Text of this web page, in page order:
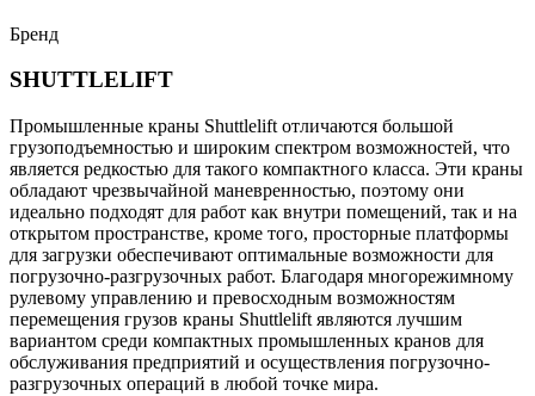
Бренд
SHUTTLELIFT
Промышленные краны Shuttlelift отличаются большой
грузоподъемностью и широким спектром возможностей, что
является редкостью для такого компактного класса. Эти краны
обладают чрезвычайной маневренностью, поэтому они
идеально подходят для работ как внутри помещений, так и на
открытом пространстве, кроме того, просторные платформы
для загрузки обеспечивают оптимальные возможности для
погрузочно-разгрузочных работ. Благодаря многорежимному
рулевому управлению и превосходным возможностям
перемещения грузов краны Shuttlelift являются лучшим
вариантом среди компактных промышленных кранов для
обслуживания предприятий и осуществления погрузочно-
разгрузочных операций в любой точке мира.